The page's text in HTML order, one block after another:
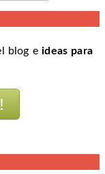
blog eideas para